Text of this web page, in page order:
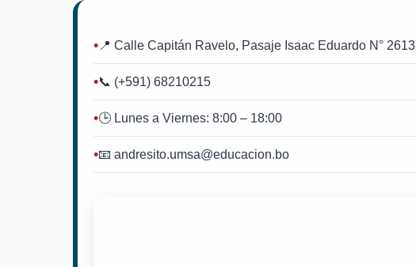
📍 Calle Capitán Ravelo, Pasaje Isaac Eduardo N° 2613
📞 (+591) 68210215
🕒 Lunes a Viernes: 8:00 – 18:00
📧 andresito.umsa@educacion.bo